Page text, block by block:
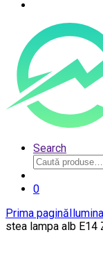
Search
Caută
după:
0
Prima pagină
stea lampa alb E14